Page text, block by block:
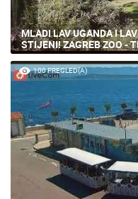
MLADI LAV UGANDA I
STIJENI! ZAGREB ZOO -
100 PREGLED(A)